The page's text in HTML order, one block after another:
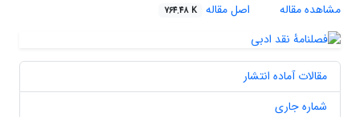
مشاهده مقاله
اصل مقاله 764.48 K
مقالات آماده انتشار
شماره جاری